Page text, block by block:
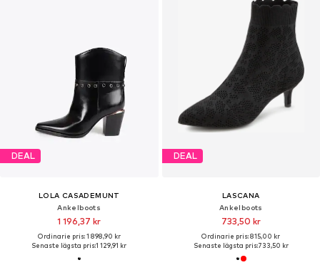
DEAL
LOLA CASADEMUNT
Ankelboots
1 196,37 kr
Ordinarie pris: 1 898,90 kr
Senaste lägsta pris:1 129,91 kr
DEAL
LASCANA
Ankelboots
733,50 kr
Ordinarie pris: 815,00 kr
Senaste lägsta pris:733,50 kr